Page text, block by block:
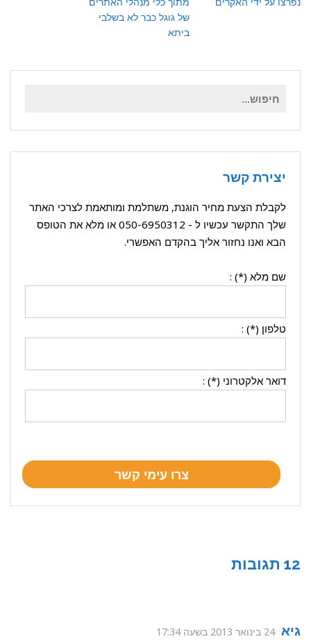
של גוגל כבר לא בשלבי
ביתא
יצירת קשר
לקבלת הצעת מחיר הוגנת, משתלמת ומותאמת לצרכי האתר
שלך התקשר עכשיו ל - 050-6950312 או מלא את הטופס
הבא ואנו נחזור אליך בהקדם האפשרי.
שם מלא (*) :
טלפון (*) :
דואר אלקטרוני (*) :
12 תגובות
גיא 24 בינואר 2013 בשעה 17:34